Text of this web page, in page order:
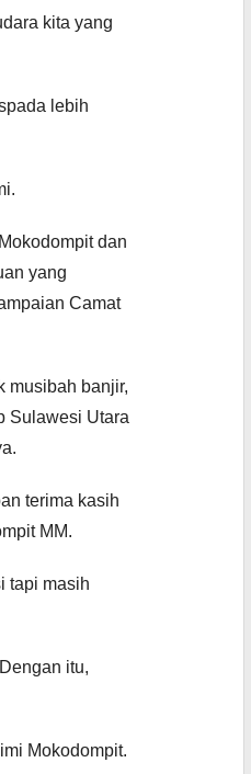
kita yang
lebih
dan
yang
Camat
musibah banjir,
Sulawesi Utara
terima kasih
MM.
tapi masih
itu,
Mokodompit.